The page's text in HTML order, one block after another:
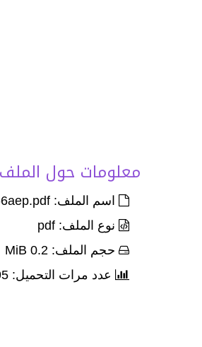
معلومات حول
اسم الملف: devoir-2-parlier-1-1trim-anachat-al3ilmi-6aep.pdf
نوع الملف: pdf
حجم الملف: 0.2 MiB
عدد مرات التحميل: 4095